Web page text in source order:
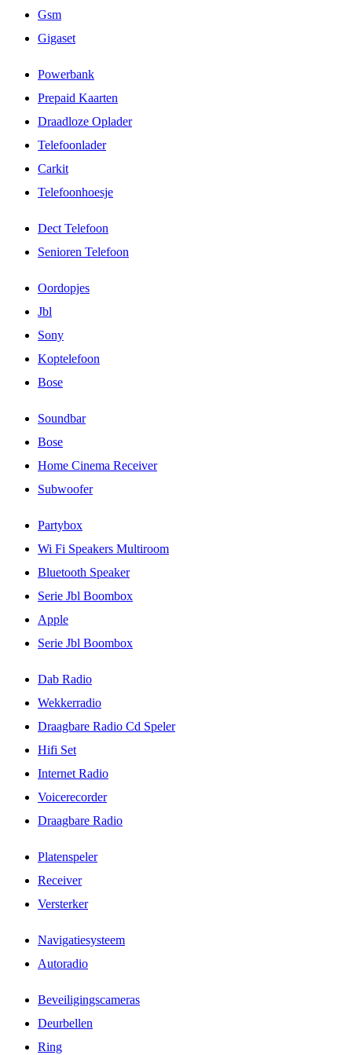
Gsm
Gigaset
Powerbank
Prepaid Kaarten
Draadloze Oplader
Telefoonlader
Carkit
Telefoonhoesje
Dect Telefoon
Senioren Telefoon
Oordopjes
Jbl
Sony
Koptelefoon
Bose
Soundbar
Bose
Home Cinema Receiver
Subwoofer
Partybox
Wi Fi Speakers Multiroom
Bluetooth Speaker
Serie Jbl Boombox
Apple
Serie Jbl Boombox
Dab Radio
Wekkerradio
Draagbare Radio Cd Speler
Hifi Set
Internet Radio
Voicerecorder
Draagbare Radio
Platenspeler
Receiver
Versterker
Navigatiesysteem
Autoradio
Beveiligingscameras
Deurbellen
Ring